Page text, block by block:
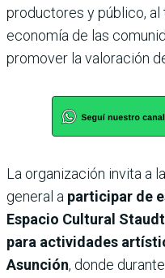
productores y público,
economía de las
promover la valoración
La organización invita a
general a participar de
Espacio Cultural
para actividades
Asunción, donde